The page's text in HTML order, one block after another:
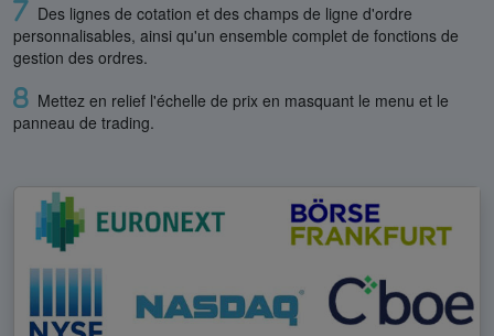
Des lignes de cotation et des champs de ligne d'ordre
personnalisables, ainsi qu'un ensemble complet de fonctions de
gestion des ordres.
Mettez en relief l'échelle de prix en masquant le menu et le
panneau de trading.